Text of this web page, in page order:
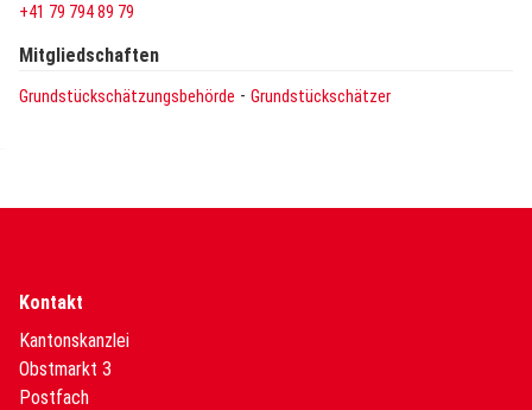
+41 79 794 89 79
Mitgliedschaften
Grundstückschätzungsbehörde - Grundstückschätzer
Kontakt
Kantonskanzlei
Obstmarkt 3
Postfach